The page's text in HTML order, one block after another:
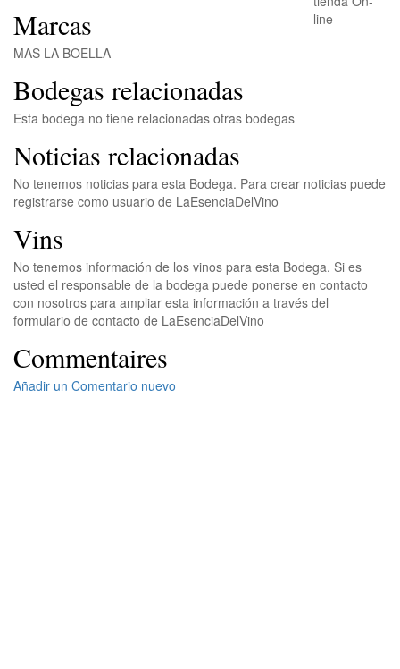
Marcas
MAS LA BOELLA
Bodegas relacionadas
Esta bodega no tiene relacionadas otras bodegas
Noticias relacionadas
No tenemos noticias para esta Bodega. Para crear noticias puede
registrarse como usuario de LaEsenciaDelVino
Vins
No tenemos información de los vinos para esta Bodega. Si es
usted el responsable de la bodega puede ponerse en contacto
con nosotros para ampliar esta información a través del
formulario de contacto de LaEsenciaDelVino
Commentaires
Añadir un Comentario nuevo